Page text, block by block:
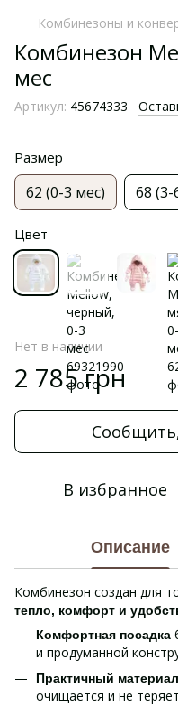
Комбинезоны и
Комбинезон
мес
Артикул: 45674333
Размер
62 (0-3 мес) 68 (3-
Цвет
Нет в наличии
2 785 грн
В избранное
Описание
Комбинезон создан для
тепло, комфорт и
Комфортная посадка
и продуманной
Практичный
очищается и не